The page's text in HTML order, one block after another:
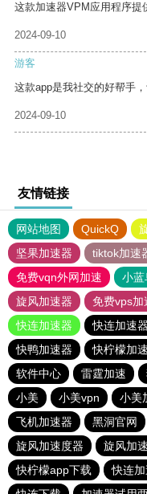
这款加速器VPM应用程序提
2024-09-10
游客
这款app是我社交的好帮手
2024-09-10
友情链接
网站地图 QuickQ
坚果加速器
tiktok加速
免费vqn外网加速
小蓝
旋风加速器
免费vps加
快连加速器
快连加速
快鸭加速器
快柠檬加
软件中心
雷霆加速
小美
小美vpn 小美
飞机加速器
黑洞官网
旋风加速度器
旋风加
快柠檬app下载
快连